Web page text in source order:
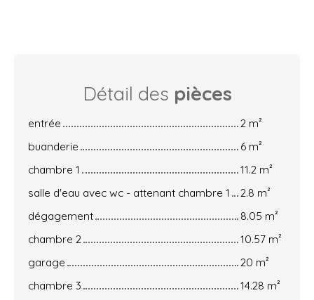
Détail des pièces
entrée
2 m²
buanderie
6 m²
chambre 1
11.2 m²
salle d'eau avec wc - attenant chambre 1
2.8 m²
dégagement
8.05 m²
chambre 2
10.57 m²
garage
20 m²
chambre 3
14.28 m²